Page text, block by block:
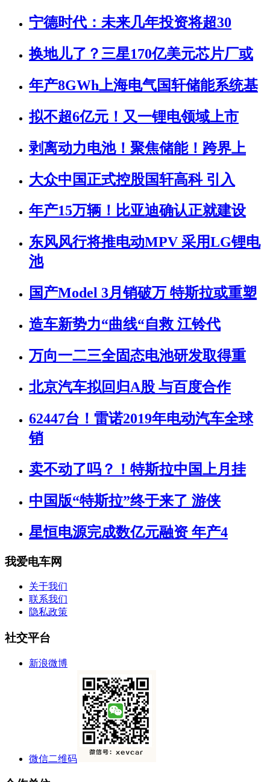
宁德时代：未来几年投资将超30
换地儿了？三星170亿美元芯片厂或
年产8GWh上海电气国轩储能系统基
拟不超6亿元！又一锂电领域上市
剥离动力电池！聚焦储能！跨界上
大众中国正式控股国轩高科 引入
年产15万辆！比亚迪确认正就建设
东风风行将推电动MPV 采用LG锂电
池
国产Model 3月销破万 特斯拉或重塑
造车新势力“曲线“自救 江铃代
万向一二三全固态电池研发取得重
北京汽车拟回归A股 与百度合作
62447台！雷诺2019年电动汽车全球
销
卖不动了吗？！特斯拉中国上月挂
中国版“特斯拉”终于来了 游侠
星恒电源完成数亿元融资 年产4
我爱电车网
关于我们
联系我们
隐私政策
社交平台
新浪微博
微信二维码